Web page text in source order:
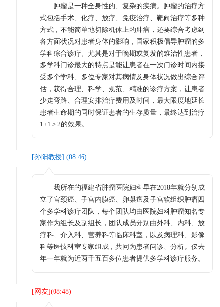
肿瘤是一种全身性的、复杂的疾病。肿瘤的治疗方
式包括手术、化疗、放疗、免疫治疗、靶向治疗等多种
方式，不能简单地切除机体上的肿瘤，还要综合考虑到
各方面状况对患者身体的影响，国家积极倡导肿瘤的多
学科综合诊疗。尤其是对于晚期或复发的难治性患者，
多学科门诊最大的特点是能让患者在一次门诊时间内接
受多个学科、多位专家对其病情及身体状况做出综合评
估，获得合理、科学、规范、精准的诊疗方案，让患者
少走弯路、合理安排治疗费用及时间，最大限度地延长
患者生命期的同时保证患者的生存质量，最终达到治疗
1+1＞2的效果。
[孙阳教授] (08:46)
我所在的福建省肿瘤医院妇科早在2018年就分别成
立了宫颈癌、子宫内膜癌、卵巢癌及子宫软组织肿瘤四
个多学科诊疗团队，每个团队均由医院妇科肿瘤知名专
家作为组长及副组长，团队成员分别由外科、内科、放
疗科、介入科、营养科等临床科室，以及病理科、影像
科等医技科室专家组成，共同为患者问诊、分析。仅去
年一年就为近两千五百多位患者提供多学科诊疗服务。
[ 网友](08:48)